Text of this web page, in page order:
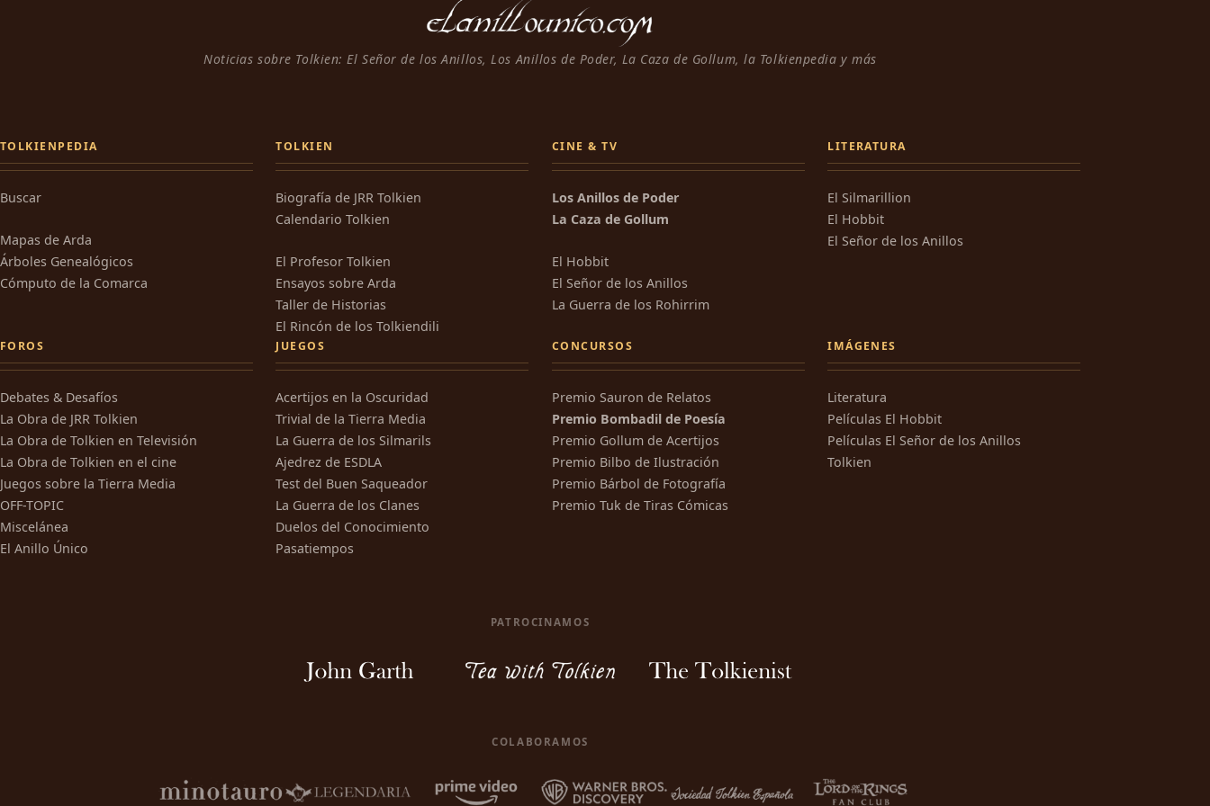
Noticias sobre Tolkien: El Señor de los Anillos, Los Anillos de Poder, La Caza de Gollum, la Tolkienpedia y más
TOLKIENPEDIA
Buscar
Mapas de Arda
Árboles Genealógicos
Cómputo de la Comarca
TOLKIEN
Biografía de JRR Tolkien
Calendario Tolkien
El Profesor Tolkien
Ensayos sobre Arda
Taller de Historias
El Rincón de los Tolkiendili
CINE & TV
Los Anillos de Poder
La Caza de Gollum
El Hobbit
El Señor de los Anillos
La Guerra de los Rohirrim
LITERATURA
El Silmarillion
El Hobbit
El Señor de los Anillos
FOROS
Debates & Desafíos
La Obra de JRR Tolkien
La Obra de Tolkien en Televisión
La Obra de Tolkien en el cine
Juegos sobre la Tierra Media
OFF-TOPIC
Miscelánea
El Anillo Único
JUEGOS
Acertijos en la Oscuridad
Trivial de la Tierra Media
La Guerra de los Silmarils
Ajedrez de ESDLA
Test del Buen Saqueador
La Guerra de los Clanes
Duelos del Conocimiento
Pasatiempos
CONCURSOS
Premio Sauron de Relatos
Premio Bombadil de Poesía
Premio Gollum de Acertijos
Premio Bilbo de Ilustración
Premio Bárbol de Fotografía
Premio Tuk de Tiras Cómicas
IMÁGENES
Literatura
Películas El Hobbit
Películas El Señor de los Anillos
Tolkien
PATROCINAMOS
COLABORAMOS